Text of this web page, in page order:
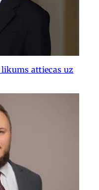
attiecas uz